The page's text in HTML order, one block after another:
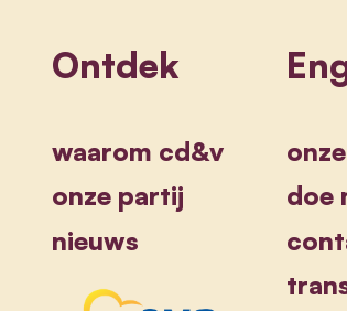
Ontdek
waarom cd&v
onze partij
nieuws
doe